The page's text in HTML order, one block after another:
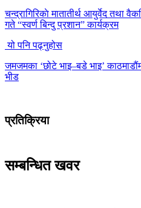
चन्द्रागिरिकाे मातातीर्थ आयुर्वेद तथा
गते “स्वर्ण बिन्दु प्रशान” कार्यक्रम
यो पनि पढ्नुहोस
जमजमका ‘छोटे भाइ–बडे भाइ’
भीड
प्रतिक्रिया
सम्बन्धित खवर